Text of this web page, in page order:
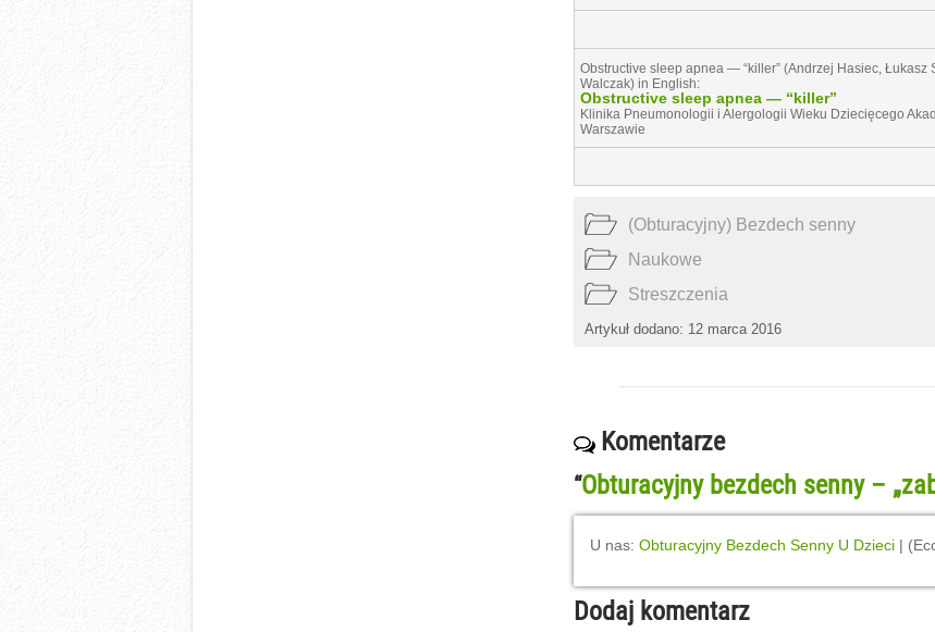
Obstructive sleep apnea — “killer” (Andrzej Hasiec, Łukasz
Walczak) in English:
Obstructive sleep apnea — “killer”
Klinika Pneumonologii i Alergologii Wieku Dziecięcego
Warszawie
(Obturacyjny) Bezdech senny
Naukowe
Streszczenia
Artykuł dodano: 12 marca 2016
Komentarze
“Obturacyjny bezdech senny –
U nas: Obturacyjny Bezdech Senny U Dzieci |
Dodaj komentarz